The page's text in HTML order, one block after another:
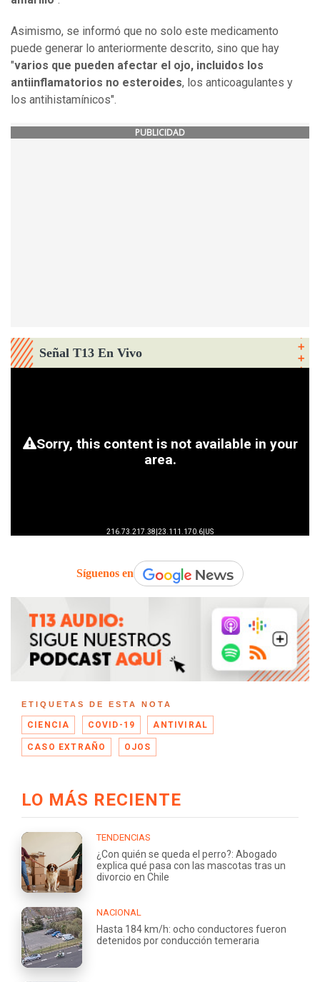
Asimismo, se informó que no solo este medicamento
puede generar lo anteriormente descrito, sino que hay
"varios que pueden afectar el ojo, incluidos los
antiinflamatorios no esteroides, los anticoagulantes y
los antihistamínicos".
PUBLICIDAD
Señal T13 En Vivo
Síguenos en
ETIQUETAS DE ESTA NOTA
CIENCIA COVID-19 ANTIVIRAL
CASO EXTRAÑO OJOS
LO MÁS RECIENTE
TENDENCIAS
¿Con quién se queda el perro?: Abogado
explica qué pasa con las mascotas tras un
divorcio en Chile
NACIONAL
Hasta 184 km/h: ocho conductores fueron
detenidos por conducción temeraria